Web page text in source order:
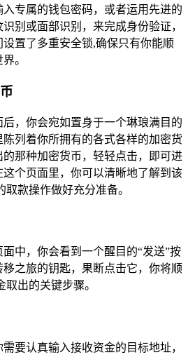
专属的钱包密码，或者运用先进的
别或面部识别，来完成身份验证，
置了多重安全锁,确保只有你能顺
。
，你会宛如置身于一个琳琅满目的
列着你所拥有的各式各样的加密货
那种加密货币，轻轻点击，即可进
个页面里，你可以清晰地了解到该
款操作做好充分准备。
中，你会看到一个醒目的“发送”按
之旅的钥匙，果断点击它，你将顺
出的关键步骤。
要认真输入接收资金的目标地址，